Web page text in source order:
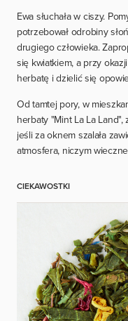
Ewa słuchała w ciszy.
potrzebował odrobiny
drugiego człowieka.
się kwiatkiem, a przy
herbatę i dzielić się
Od tamtej pory, w
herbaty "Mint La La
jeśli za oknem szalała
atmosfera, niczym
CIEKAWOSTKI